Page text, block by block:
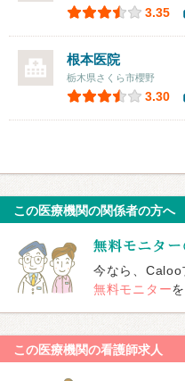
3.35
根本医院
栃木県さくら市櫻野
3.30
この医療機関の関係者の方へ
今なら、Caloo
無料モニター
この医療機関の看護師求人